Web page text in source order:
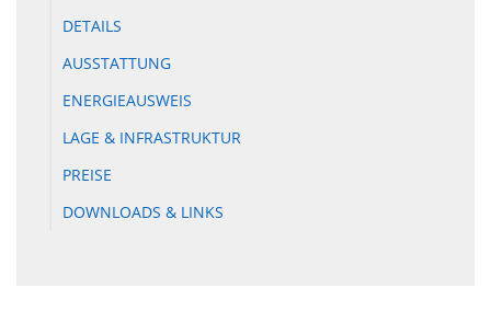
DETAILS
AUSSTATTUNG
ENERGIEAUSWEIS
LAGE & INFRASTRUKTUR
PREISE
DOWNLOADS & LINKS